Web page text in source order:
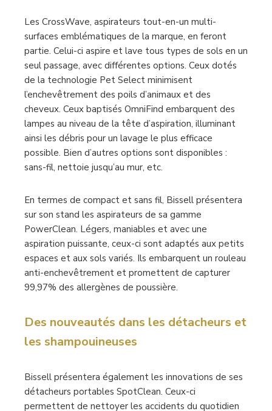
Les CrossWave, aspirateurs tout-en-un multi-
surfaces emblématiques de la marque, en feront
partie. Celui-ci aspire et lave tous types de sols en un
seul passage, avec différentes options. Ceux dotés
de la technologie Pet Select minimisent
l’enchevêtrement des poils d’animaux et des
cheveux. Ceux baptisés OmniFind embarquent des
lampes au niveau de la tête d’aspiration, illuminant
ainsi les débris pour un lavage le plus efficace
possible. Bien d’autres options sont disponibles :
sans-fil, nettoie jusqu’au mur, etc.
En termes de compact et sans fil, Bissell présentera
sur son stand les aspirateurs de sa gamme
PowerClean. Légers, maniables et avec une
aspiration puissante, ceux-ci sont adaptés aux petits
espaces et aux sols variés. Ils embarquent un rouleau
anti-enchevêtrement et promettent de capturer
99,97% des allergènes de poussière.
Des nouveautés dans les détacheurs et
les shampouineuses
Bissell présentera également les innovations de ses
détacheurs portables SpotClean. Ceux-ci
permettent de nettoyer les accidents du quotidien